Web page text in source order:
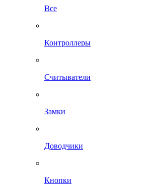
Все
Контроллеры
Считыватели
Замки
Доводчики
Кнопки